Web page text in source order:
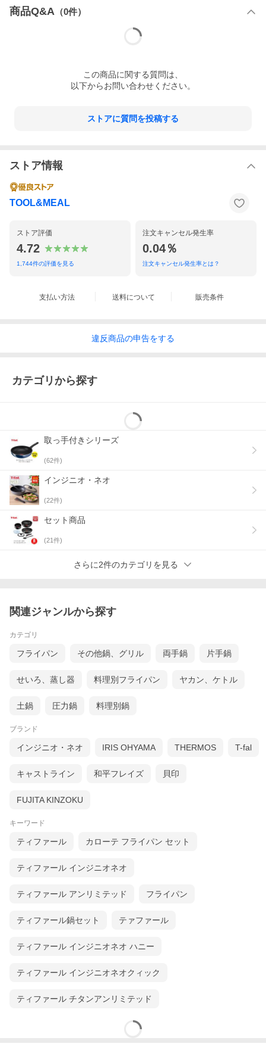
かなり力を入れても開かない、もしくは2回目3回目も強い力が必
■サイズ：フライパン22cm：約幅23.7×奥行23.7×高さ4.7cm、深
さ：約4.5cm、本体内径：約22.0cm
フライパン26cm：約幅27.7×奥行27.7×高さ4.7cm、深さ：約4.5c
■重量：フライパン22cm：約420g、フライパン26cm：約563g、
使えません。金属へらも使えます。（角の丸いものをお使いくだ
さい）本体：食器洗い乾燥機使用可能。専用取っ手：食器洗い乾
燥機使用不可。
■原産国：フランス
商品Q&A （0件）
この商品に関する質問は、
以下からお問い合わせください。
ストアに質問を投稿する
ストア情報
TOOL&MEAL
ストア評価
4.72
1,744件の評価を見る
注文キャンセル発生率
0.04％
注文キャンセル発生率とは？
支払い方法 送料について 販売条件
違反商品の申告をする
カテゴリから探す
取っ手付きシリーズ
(62件)
インジニオ・ネオ
(22件)
セット商品
(21件)
さらに2件のカテゴリを見る
関連ジャンルから探す
カテゴリ
フライパン その他鍋、グリル 両手鍋 片手鍋
せいろ、蒸し器 料理別フライパン ヤカン、ケトル
土鍋 圧力鍋 料理別鍋
ブランド
インジニオ・ネオ IRIS OHYAMA THERMOS T-fal
キャストライン 和平フレイズ 貝印
FUJITA KINZOKU
キーワード
ティファール カローテ フライパン セット
ティファール インジニオネオ
ティファール アンリミテッド フライパン
ティファール鍋セット テァファール
ティファール インジニオネオ ハニー
ティファール インジニオネオクィック
ティファール チタンアンリミテッド